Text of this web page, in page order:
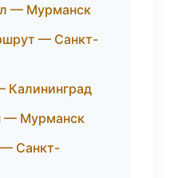
— Мурманск
— Санкт-
— Мурманск
Санкт-